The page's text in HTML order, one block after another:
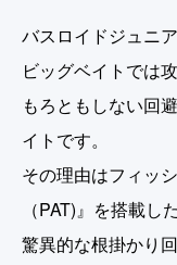
バスロイドジュニ
ビッグベイトでは
もろともしない回
イトです。
その理由はフィッ
（PAT)』を搭載し
驚異的な根掛かり